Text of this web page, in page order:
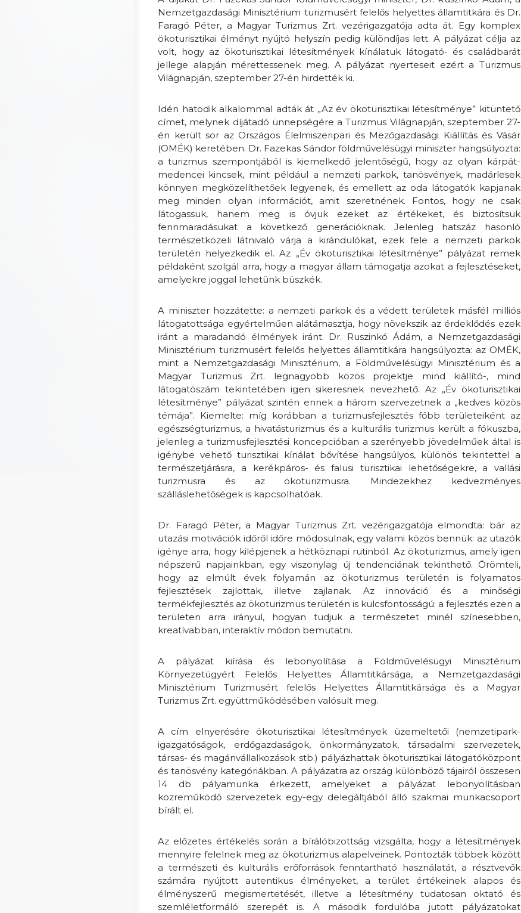
Nemzetgazdasági Minisztérium turizmusért felelős helyettes államtitkára és Dr.
Faragó Péter, a Magyar Turizmus Zrt. vezérigazgatója adta át. Egy komplex
ökoturisztikai élményt nyújtó helyszín pedig különdíjas lett. A pályázat célja az
volt, hogy az ökoturisztikai létesítmények kínálatuk látogató- és családbarát
jellege alapján mérettessenek meg. A pályázat nyerteseit ezért a Turizmus
Világnapján, szeptember 27-én hirdették ki.
Idén hatodik alkalommal adták át „Az év ökoturisztikai létesítménye” kitüntető
címet, melynek díjátadó ünnepségére a Turizmus Világnapján, szeptember 27-
én került sor az Országos Élelmiszeripari és Mezőgazdasági Kiállítás és Vásár
(OMÉK) keretében. Dr. Fazekas Sándor földművelésügyi miniszter hangsúlyozta:
a turizmus szempontjából is kiemelkedő jelentőségű, hogy az olyan kárpát-
medencei kincsek, mint például a nemzeti parkok, tanösvények, madárlesek
könnyen megközelíthetőek legyenek, és emellett az oda látogatók kapjanak
meg minden olyan információt, amit szeretnének. Fontos, hogy ne csak
látogassuk, hanem meg is óvjuk ezeket az értékeket, és biztosítsuk
fennmaradásukat a következő generációknak. Jelenleg hatszáz hasonló
természetközeli látnivaló várja a kirándulókat, ezek fele a nemzeti parkok
területén helyezkedik el. Az „Év ökoturisztikai létesítménye” pályázat remek
példaként szolgál arra, hogy a magyar állam támogatja azokat a fejlesztéseket,
amelyekre joggal lehetünk büszkék.
A miniszter hozzátette: a nemzeti parkok és a védett területek másfél milliós
látogatottsága egyértelműen alátámasztja, hogy növekszik az érdeklődés ezek
iránt a maradandó élmények iránt. Dr. Ruszinkó Ádám, a Nemzetgazdasági
Minisztérium turizmusért felelős helyettes államtitkára hangsúlyozta: az OMÉK,
mint a Nemzetgazdasági Minisztérium, a Földművelésügyi Minisztérium és a
Magyar Turizmus Zrt. legnagyobb közös projektje mind kiállító-, mind
látogatószám tekintetében igen sikeresnek nevezhető. Az „Év ökoturisztikai
létesítménye” pályázat szintén ennek a három szervezetnek a „kedves közös
témája”. Kiemelte: míg korábban a turizmusfejlesztés főbb területeiként az
egészségturizmus, a hivatásturizmus és a kulturális turizmus került a fókuszba,
jelenleg a turizmusfejlesztési koncepcióban a szerényebb jövedelműek által is
igénybe vehető turisztikai kínálat bővítése hangsúlyos, különös tekintettel a
természetjárásra, a kerékpáros- és falusi turisztikai lehetőségekre, a vallási
turizmusra és az ökoturizmusra. Mindezekhez kedvezményes
szálláslehetőségek is kapcsolhatóak.
Dr. Faragó Péter, a Magyar Turizmus Zrt. vezérigazgatója elmondta: bár az
utazási motivációk időről időre módosulnak, egy valami közös bennük: az utazók
igénye arra, hogy kilépjenek a hétköznapi rutinból. Az ökoturizmus, amely igen
népszerű napjainkban, egy viszonylag új tendenciának tekinthető. Örömteli,
hogy az elmúlt évek folyamán az ökoturizmus területén is folyamatos
fejlesztések zajlottak, illetve zajlanak. Az innováció és a minőségi
termékfejlesztés az ökoturizmus területén is kulcsfontosságú: a fejlesztés ezen a
területen arra irányul, hogyan tudjuk a természetet minél színesebben,
kreatívabban, interaktív módon bemutatni.
A pályázat kiírása és lebonyolítása a Földművelésügyi Minisztérium
Környezetügyért Felelős Helyettes Államtitkársága, a Nemzetgazdasági
Minisztérium Turizmusért felelős Helyettes Államtitkársága és a Magyar
Turizmus Zrt. együttműködésében valósult meg.
A cím elnyerésére ökoturisztikai létesítmények üzemeltetői (nemzetipark-
igazgatóságok, erdőgazdaságok, önkormányzatok, társadalmi szervezetek,
társas- és magánvállalkozások stb.) pályázhattak ökoturisztikai látogatóközpont
és tanösvény kategóriákban. A pályázatra az ország különböző tájairól összesen
14 db pályamunka érkezett, amelyeket a pályázat lebonyolításban
közreműködő szervezetek egy-egy delegáltjából álló szakmai munkacsoport
bírált el.
Az előzetes értékelés során a bírálóbizottság vizsgálta, hogy a létesítmények
mennyire felelnek meg az ökoturizmus alapelveinek. Pontozták többek között
a természeti és kulturális erőforrások fenntartható használatát, a résztvevők
számára nyújtott autentikus élményeket, a terület értékeinek alapos és
élményszerű megismertetését, illetve a létesítmény tudatosan oktató és
szemléletformáló szerepét is. A második fordulóba jutott pályázatokat